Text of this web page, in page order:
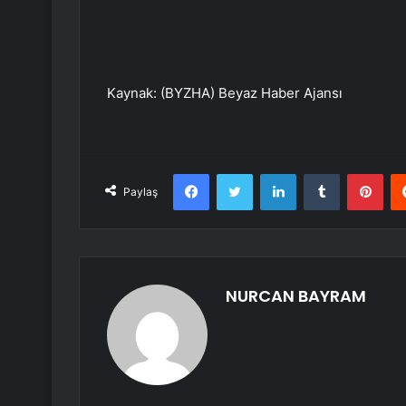
Kaynak: (BYZHA) Beyaz Haber Ajansı
Paylaş
FacebookTwitter LinkedInTumblr
NURCAN BAYRAM